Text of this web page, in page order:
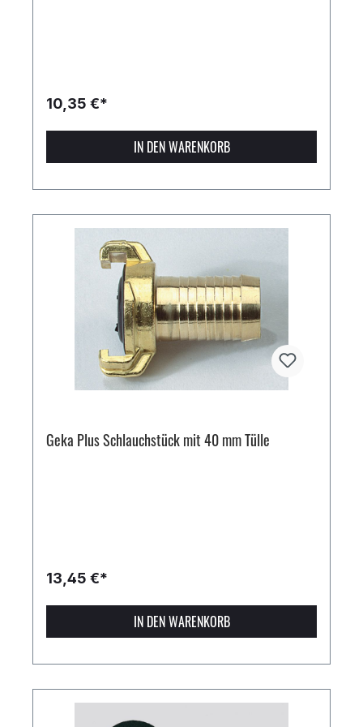
10,35 €*
IN DEN WARENKORB
Geka Plus Schlauchstück mit 40 mm Tülle
13,45 €*
IN DEN WARENKORB